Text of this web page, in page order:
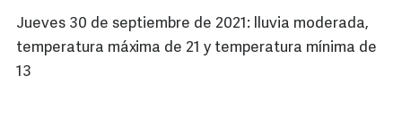
Jueves 30 de septiembre de 2021: lluvia moderada,
temperatura máxima de 21 y temperatura mínima de
13